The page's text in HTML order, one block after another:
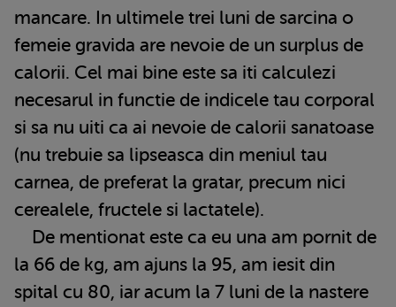
mancare. In ultimele trei luni de sarcina o
femeie gravida are nevoie de un surplus de
calorii. Cel mai bine este sa iti calculezi
necesarul in functie de indicele tau corporal
si sa nu uiti ca ai nevoie de calorii sanatoase
(nu trebuie sa lipseasca din meniul tau
carnea, de preferat la gratar, precum nici
cerealele, fructele si lactatele).
De mentionat este ca eu una am pornit de
la 66 de kg, am ajuns la 95, am iesit din
spital cu 80, iar acum la 7 luni de la nastere